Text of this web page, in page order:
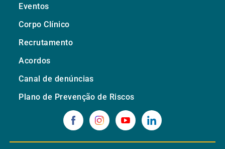
Eventos
Corpo Clínico
Recrutamento
Acordos
Canal de denúncias
Plano de Prevenção de Riscos